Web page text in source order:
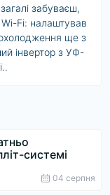
забуваєш,
Fi: налаштував
ще з
інвертор з УФ-
системі
04 серпня